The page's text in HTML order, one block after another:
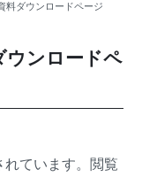
料ダウンロードページ
ウンロードペ
れています。閲覧